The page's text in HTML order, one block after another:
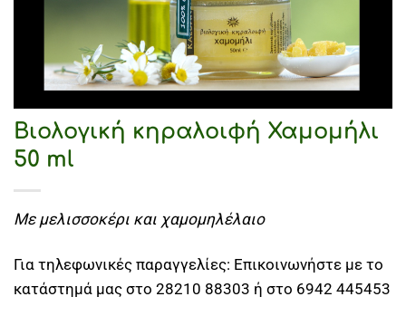
Βιολογική κηραλοιφή Χαμομήλι
50 ml
Με μελισσοκέρι και χαμομηλέλαιο
Για τηλεφωνικές παραγγελίες: Επικοινωνήστε με το
κατάστημά μας στο 28210 88303 ή στο 6942 445453